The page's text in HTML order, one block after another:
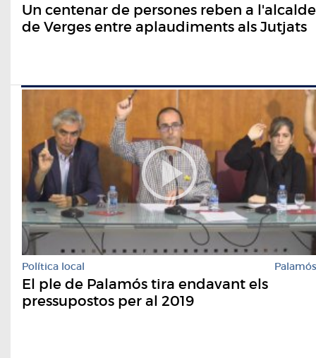
Un centenar de persones reben a l'alcalde
de Verges entre aplaudiments als Jutjats
Política local Palamós
El ple de Palamós tira endavant els
pressupostos per al 2019